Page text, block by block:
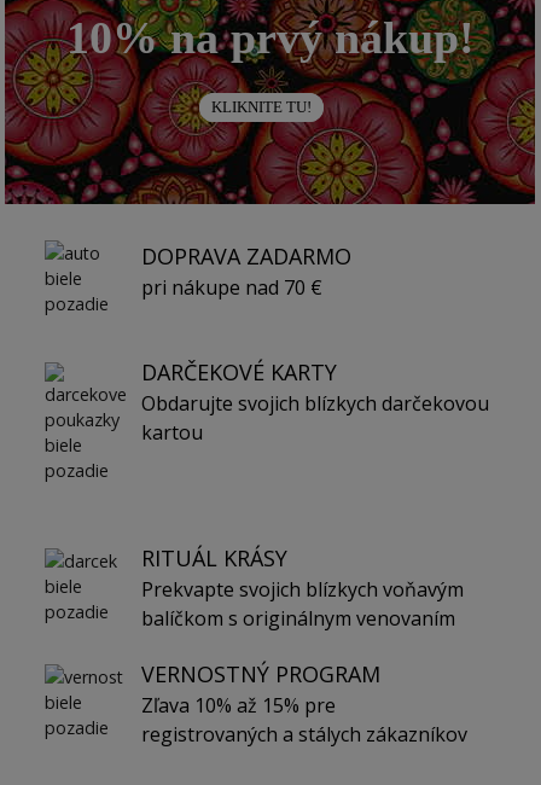
10% na prvý nákup!
KLIKNITE TU!
DOPRAVA ZADARMO
pri nákupe nad 70 €
DARČEKOVÉ KARTY
Obdarujte svojich blízkych darčekovou
kartou
RITUÁL KRÁSY
Prekvapte svojich blízkych voňavým
balíčkom s originálnym venovaním
VERNOSTNÝ PROGRAM
Zľava 10% až 15% pre
registrovaných a stálych zákazníkov